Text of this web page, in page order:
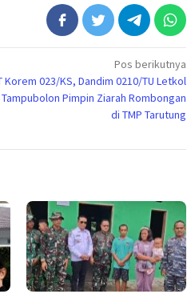
Pos berikutnya
Korem 023/KS, Dandim 0210/TU Letkol
Pimpin Ziarah Rombongan
di TMP Tarutung